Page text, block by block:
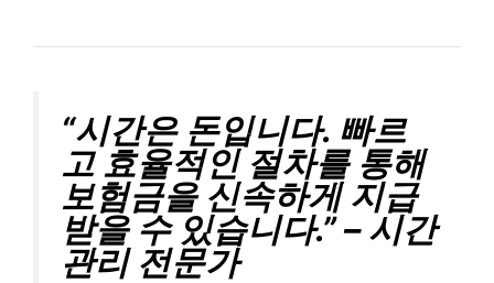
“시간은 돈입니다. 빠르
고 효율적인 절차를 통해
보험금을 신속하게 지급
받을 수 있습니다.” – 시간
관리 전문가